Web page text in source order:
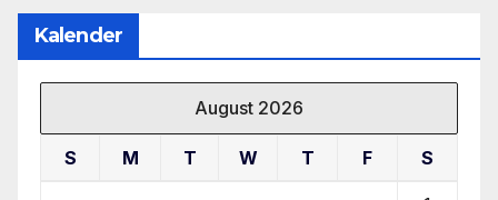
Kalender
August 2026
S M T W T F S